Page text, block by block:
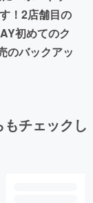
！2店舗目の
初めてのク
のバックアッ
チェックし